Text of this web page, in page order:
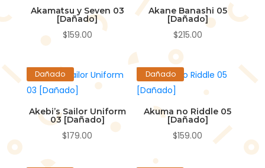
Akamatsu y Seven 03
[Dañado]
$159.00
Akane Banashi 05
[Dañado]
$215.00
Dañado
Akebi’s Sailor Uniform
03 [Dañado]
$179.00
Dañado
Akuma no Riddle 05
[Dañado]
$159.00